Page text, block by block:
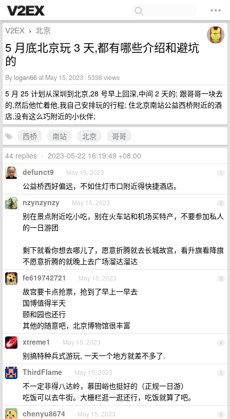
V2EX › 北京
5 月底北京玩 3 天,都有哪些介绍和避坑
的
By logan66at May 15, 2023 · 5336 views
5 月 25 计划从深圳到北京,28 号早上回深,中间 2 天的; 跟哥哥一块去
的,然后他忙着他,我自己安排玩的行程; 住北京南站公益西桥附近的酒
店,没有这么巧附近的小伙伴;
西桥
南站 北京
哥哥
44 replies • 2023-05-22 16:19:49 +08:00
1
defunct9 May 15, 2023
公益桥西好偏远，不如住灯市口附近得快捷酒店。
2
nzynzynzy May 15, 2023
别在景点附近吃小吃，别在火车站和机场买特产，不要参加私人
的一日游团
剩下就看你想去哪儿了，愿意折腾就去长城故宫，看升旗看降旗
不愿意折腾的就晚上去广场溜达溜达
3
fe619742721 May 15, 2023
故宫要卡点抢票，抢到了早上一早去
国博值得半天
颐和园也还行
其他的随意吧，北京博物馆很丰富
4
xtreme1 May 15, 2023
别搞特种兵式游玩, 一天一个地方就差不多了.
5
ThirdFlame May 15, 2023
不一定非得八达岭，慕田峪也挺好的（正规一日游）
吃饭可以去牛街。大栅栏逛一逛还行，吃饭就算了吧。
6
chenyu8674 May 15, 2023